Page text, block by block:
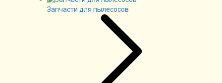
Запчасти для пылесосов